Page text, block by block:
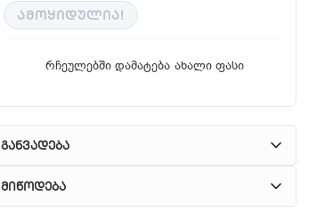
ᲐᲛᲝᲧᲘᲓᲣᲚᲘᲐ!
რჩეულებში დამატება ახალი ფასი
განვადება
მიწოდება